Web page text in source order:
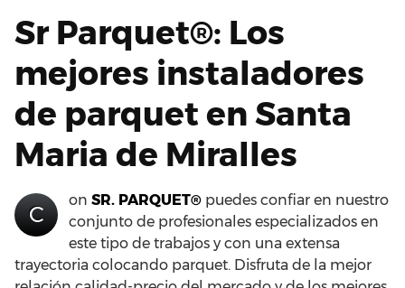
Sr Parquet®: Los
mejores instaladores
de parquet en Santa
Maria de Miralles
C
on SR. PARQUET® puedes confiar en nuestro
conjunto de profesionales especializados en
este tipo de trabajos y con una extensa
trayectoria colocando parquet. Disfruta de la mejor